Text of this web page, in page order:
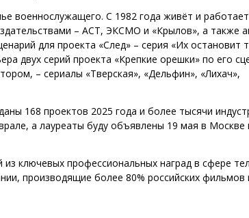
военнослужащего. С 1982 года живёт и
– АСТ, ЭКСМО и «Крылов», а также
для проекта «След» – серия «Их остановит
двух серий проекта «Крепкие орешки» по его
– сериалы «Тверская», «Дельфин», «Лихач»,
168 проектов 2025 года и более тысячи
а лауреаты буду объявлены 19 мая в Москве
ключевых профессиональных наград в сфере
производящие более 80% российских фильмов